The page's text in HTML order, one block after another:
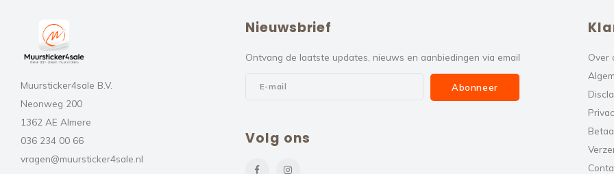
Muursticker4sale B.V.
Neonweg 200
1362 AE Almere
036 234 00 66
vragen@muursticker4sale.nl
Nieuwsbrief
Ontvang de laatste updates, nieuws en aanbiedingen via email
Abonneer
Volg ons
Over